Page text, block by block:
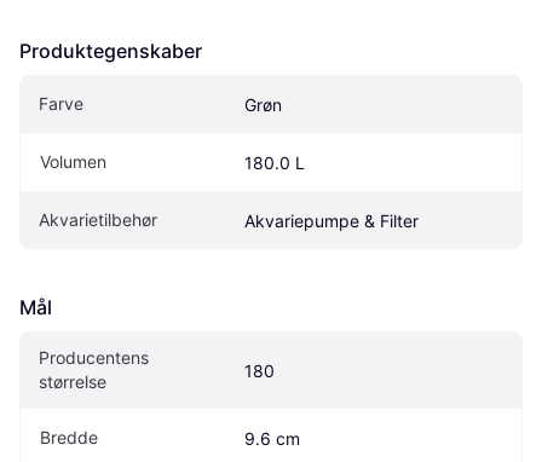
Produktegenskaber
Farve Grøn
Volumen 180.0 L
Akvarietilbehør Akvariepumpe & Filter
Mål
Producentens
størrelse
180
Bredde 9.6 cm